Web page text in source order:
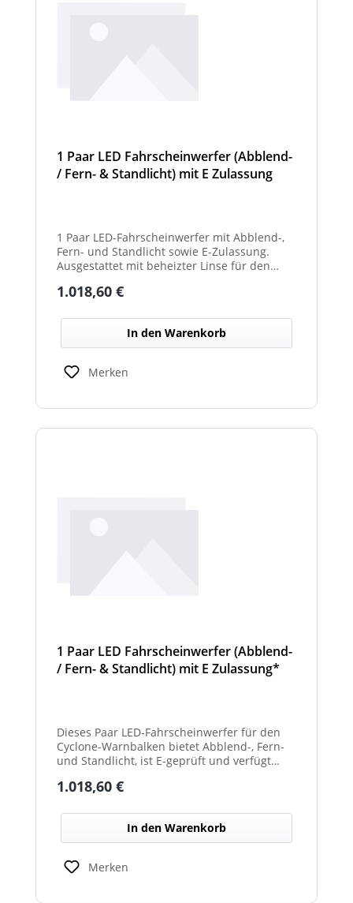
1 Paar LED Fahrscheinwerfer (Abblend-
/ Fern- & Standlicht) mit E Zulassung
1 Paar LED-Fahrscheinwerfer mit Abblend-,
Fern- und Standlicht sowie E-Zulassung.
Ausgestattet mit beheizter Linse für den
Witterungsbedingungen. Ideal zur sicheren
Arbeitsbereichen bei allen Fahrzeugtypen.
Balkenbreiten mit Scheinwerfermodulen
können geringfügig von den angegebenen
Standardbreiten abweichen. Modelle mit nur
2 Scheinwerfermodulen, können wahlweise
unbeleuchtet) haben. Die max. Anzahl der
Regulärer Preis:
1.018,60 €
In den Warenkorb
Merken
1 Paar LED Fahrscheinwerfer (Abblend-
/ Fern- & Standlicht) mit E Zulassung*
Dieses Paar LED-Fahrscheinwerfer für den
Cyclone-Warnbalken bietet Abblend-, Fern-
und Standlicht, ist E-geprüft und verfügt
Einsatz im Winterdienst.
Regulärer Preis:
1.018,60 €
In den Warenkorb
Merken